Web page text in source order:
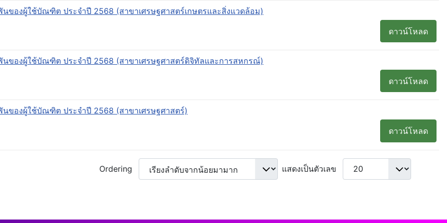
ของผู้ใช้บัณฑิต ประจำปี 2568 (สาขาเศรษฐศาสตร์เกษตรและสิ่งแวดล้อม)
ดาวน์โหลด
ของผู้ใช้บัณฑิต ประจำปี 2568 (สาขาเศรษฐศาสตร์ดิจิทัลและการสหกรณ์)
ดาวน์โหลด
ของผู้ใช้บัณฑิต ประจำปี 2568 (สาขาเศรษฐศาสตร์)
ดาวน์โหลด
Ordering แสดงเป็นตัวเลข